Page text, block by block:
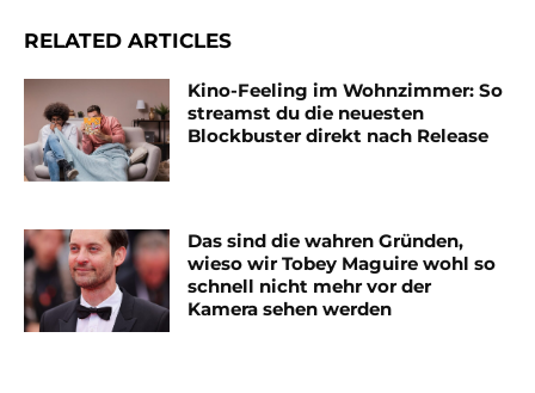
RELATED ARTICLES
Kino-Feeling im Wohnzimmer: So
streamst du die neuesten
Blockbuster direkt nach Release
Das sind die wahren Gründen,
wieso wir Tobey Maguire wohl so
schnell nicht mehr vor der
Kamera sehen werden